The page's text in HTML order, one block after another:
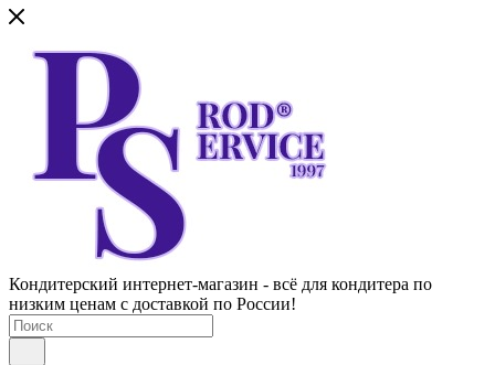
Кондитерский интернет-магазин - всё для кондитера по
низким ценам с доставкой по России!